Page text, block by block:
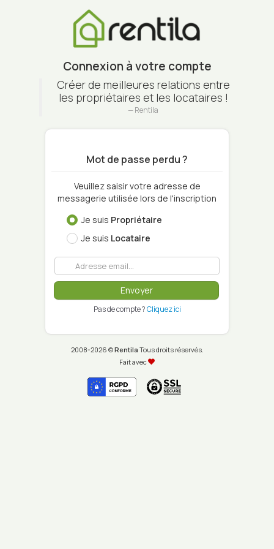
Connexion à votre compte
Créer de meilleures relations entre
les propriétaires et les locataires !
Rentila
Mot de passe perdu ?
Veuillez saisir votre adresse de
messagerie utilisée lors de l'inscription
Je suis Propriétaire
Je suis Locataire
Envoyer
Pas de compte ?Cliquez ici
2008-2026 ©Rentila Tous droits réservés.
Fait avec